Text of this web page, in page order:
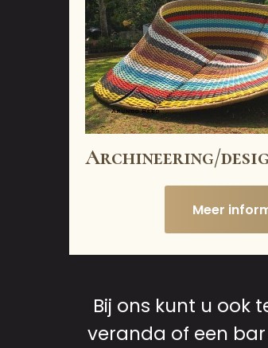
Archineering/
Meer
Bij ons kunt u ook
veranda of een